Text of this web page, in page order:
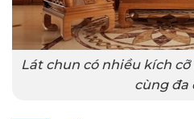
Lát chun có nhiều kích
cùng đa